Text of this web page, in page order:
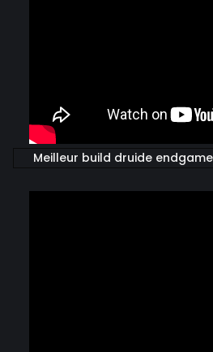
Meilleur build druide